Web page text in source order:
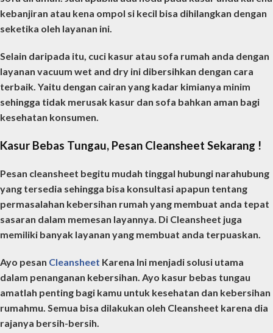
kebanjiran atau kena ompol si kecil bisa dihilangkan dengan
seketika oleh layanan ini.
Selain daripada itu, cuci kasur atau sofa rumah anda dengan
layanan vacuum wet and dry ini dibersihkan dengan cara
terbaik. Yaitu dengan cairan yang kadar kimianya minim
sehingga tidak merusak kasur dan sofa bahkan aman bagi
kesehatan konsumen.
Kasur Bebas Tungau, Pesan Cleansheet Sekarang !
Pesan cleansheet begitu mudah tinggal hubungi narahubung
yang tersedia sehingga bisa konsultasi apapun tentang
permasalahan kebersihan rumah yang membuat anda tepat
sasaran dalam memesan layannya. Di Cleansheet juga
memiliki banyak layanan yang membuat anda terpuaskan.
Ayo pesan Cleansheet Karena Ini menjadi solusi utama
dalam penanganan kebersihan. Ayo kasur bebas tungau
amatlah penting bagi kamu untuk kesehatan dan kebersihan
rumahmu. Semua bisa dilakukan oleh Cleansheet karena dia
rajanya bersih-bersih.